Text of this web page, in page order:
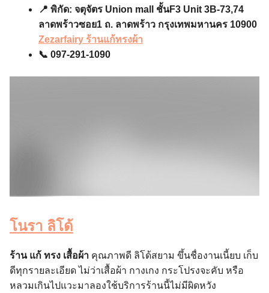
📍 พิกัด: จตุจัตร Union mall ชั้นF3 Unit 3B-73,74
ลาดพร้าวซอย1 ถ. ลาดพร้าว กรุงเทพมหานคร 10900
Zezarfairy ร้านแก้ทรงผ้า
📞 097-291-1090
โนรา ลิโด้
ร้าน แก้ ทรง เสื้อผ้า คุณภาพดี ลิโด้สยาม ขึ้นชื่องานเนี้ยบ เก็บ
ดีทุกรายละเอียด ไม่ว่าเสื้อผ้า กางเกง กระโปรงจะคับ หรือ
หลวมเกินไปแวะมาลองใช้บริการร้านนี้ไม่มีผิดหวัง